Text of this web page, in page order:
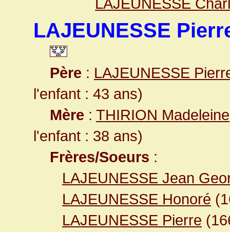
LAJEUNESSE
Père : LAJEUNESSE
l'enfant : 43 ans)
Mère : THIRION Madeleine
l'enfant : 38 ans)
Frères/Soeurs :
LAJEUNESSE Jean
LAJEUNESSE Honoré
LAJEUNESSE Pierre